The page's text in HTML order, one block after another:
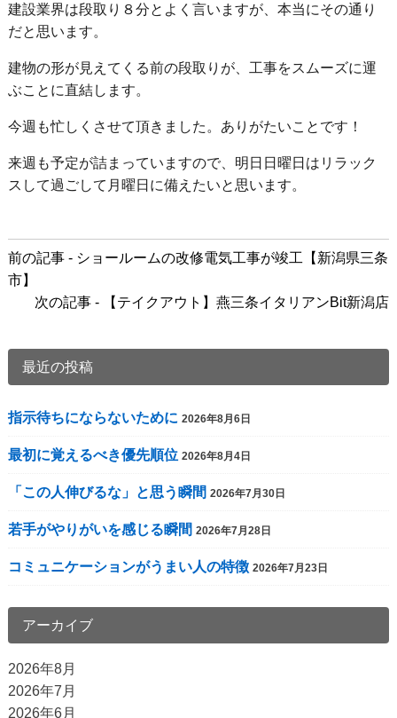
建設業界は段取り８分とよく言いますが、本当にその通り
だと思います。
建物の形が見えてくる前の段取りが、工事をスムーズに運
ぶことに直結します。
今週も忙しくさせて頂きました。ありがたいことです！
来週も予定が詰まっていますので、明日日曜日はリラック
スして過ごして月曜日に備えたいと思います。
前
後
の
ン
ク
前の記事 - ショールームの改修電気工事が竣工【新潟県三条
市】
次の記事 - 【テイクアウト】燕三条イタリアンBit新潟店
最近の投稿
指示待ちにならないために 2026年8月6日
最初に覚えるべき優先順位 2026年8月4日
「この人伸びるな」と思う瞬間 2026年7月30日
若手がやりがいを感じる瞬間 2026年7月28日
コミュニケーションがうまい人の特徴 2026年7月23日
アーカイブ
2026年8月
2026年7月
2026年6月